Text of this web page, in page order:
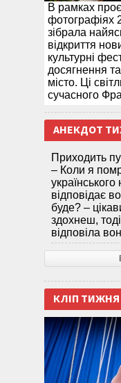
В рамках
фотографіях
зібрала
відкриття
культурні
досягнення
місто. Ці
сучасного
АНЕКДОТ
Приходить
– Коли я
відповідає
буде? –
здохнеш,
відповіла
КЛІП ТИЖНЯ